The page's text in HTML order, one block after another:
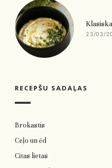
23/03/
RECEPŠU SADAĻAS
Brokastis
Ceļo un ēd
Citas lietas